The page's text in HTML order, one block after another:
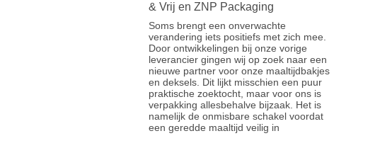
& Vrij en ZNP Packaging
Soms brengt een onverwachte
verandering iets positiefs met zich mee.
Door ontwikkelingen bij onze vorige
leverancier gingen wij op zoek naar een
nieuwe partner voor onze maaltijdbakjes
en deksels. Dit lijkt misschien een puur
praktische zoektocht, maar voor ons is
verpakking allesbehalve bijzaak. Het is
namelijk de onmisbare schakel voordat
een geredde maaltijd veilig in